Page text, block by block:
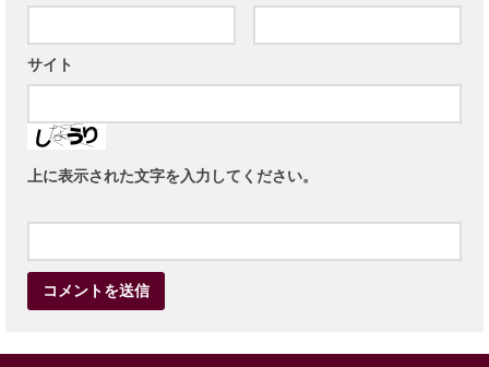
サイト
上に表示された文字を入力してください。